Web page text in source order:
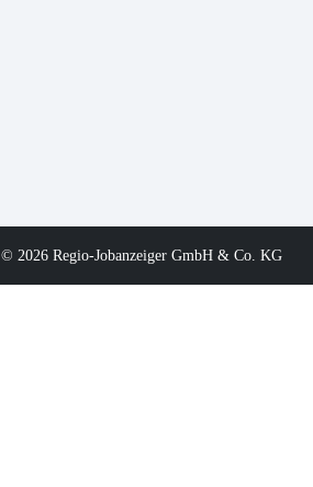
© 2026 Regio-Jobanzeiger GmbH & Co. KG